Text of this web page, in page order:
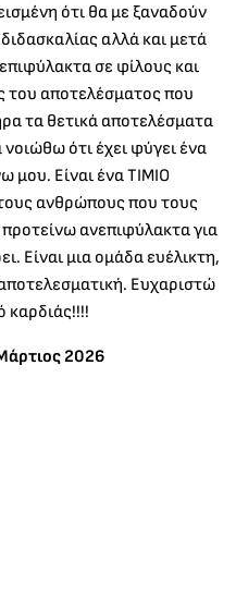
ότι θα με ξαναδούν
αλλά και μετά
σε φίλους και
αποτελέσματος που
τα θετικά αποτελέσματα
ότι έχει φύγει ένα
μου. Είναι ένα ΤΙΜΙΟ
ανθρώπους που τους
ανεπιφύλακτα για
Είναι μια ομάδα ευέλικτη,
Ευχαριστώ
καρδιάς!!!!
2026